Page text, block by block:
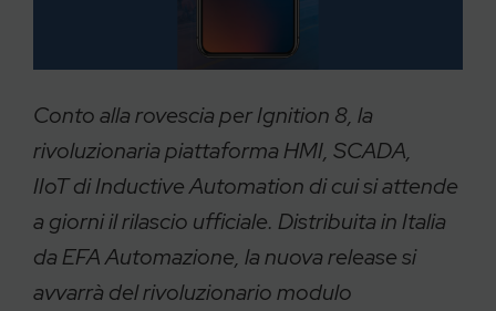
Conto alla rovescia per Ignition 8, la
rivoluzionaria piattaforma HMI, SCADA,
IIoT di Inductive Automation di cui si attende
a giorni il rilascio ufficiale. Distribuita in Italia
da EFA Automazione, la nuova release si
avvarrà del rivoluzionario modulo